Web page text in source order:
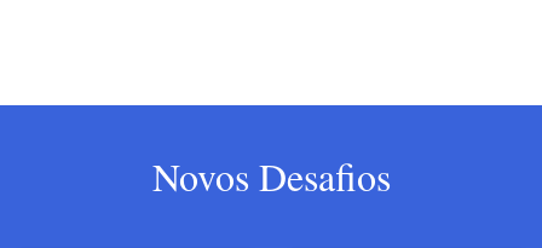
Novos Desafios